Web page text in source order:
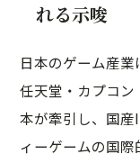
れる示唆
日本のゲーム産業
任天堂・カプコ
本が牽引し、国
ィーゲームの国